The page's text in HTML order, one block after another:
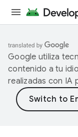
Google utiliza
contenido a tu
realizadas con IA